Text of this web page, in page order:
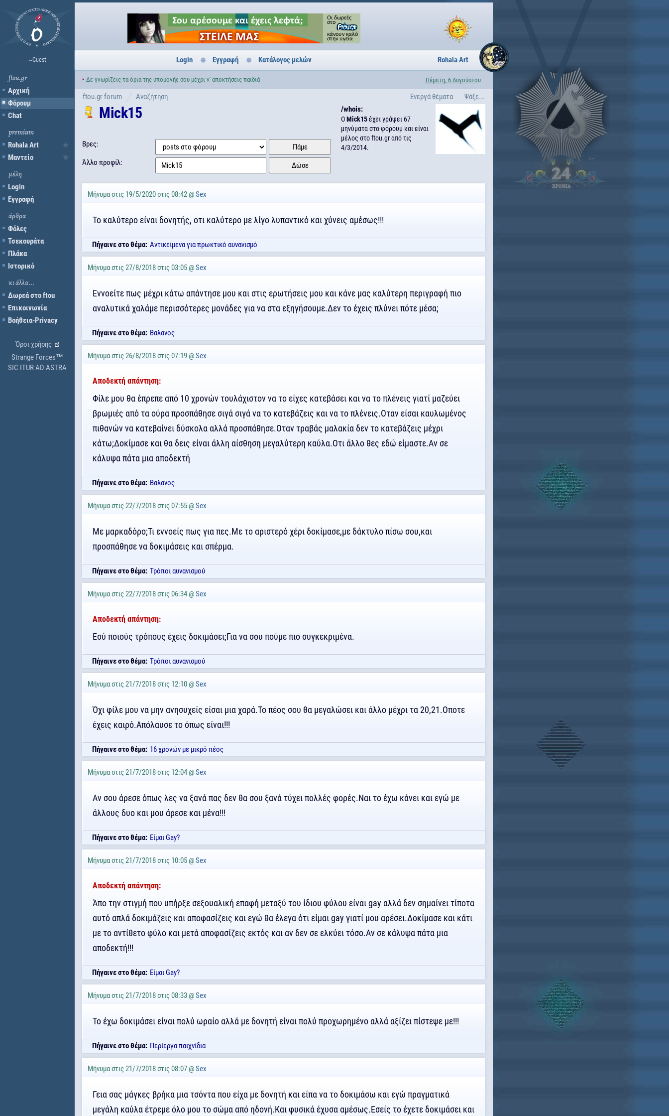
~Guest
ftou.gr
Αρχική
Φόρουμ
Chat
premium
Rohala Art
Μαντείο
μέλη
Login
Εγγραφή
άρθρα
Φόλες
Τσεκουράτα
Πλάκα
Ιστορικό
κι άλλα...
Δωρεά στο ftou
Επικοινωνία
Βοήθεια-Privacy
Όροι χρήσης
Strange Forces™
SIC ITUR AD ASTRA
Login Εγγραφή Κατάλογος μελών Rohala Art
‣ Δε γνωρίζεις τα όρια της υπομονής σου μέχρι ν' αποκτήσεις παιδιά Πέμπτη, 6 Αυγούστου
Ενεργά θέματα Ψάξε...
ftou.gr forum Αναζήτηση
Mick15
Βρες:
Άλλο προφίλ:
/whois:
ΟMick15έχει γράψει 67
μηνύματα στο φόρουμ και είναι
μέλος στο ftou.gr από τις
4/3/2014.
Μήνυμα στις 19/5/2020 στις 08:42 @Sex
Το καλύτερο είναι δονητής, οτι καλύτερο με λίγο λυπαντικό και χύνεις αμέσως!!!
Πήγαινε στο θέμα: Αντικείμενα για πρωκτικό αυνανισμό
Μήνυμα στις 27/8/2018 στις 03:05 @Sex
Εννοείτε πως μέχρι κάτω απάντησε μου και στις ερωτήσεις μου και κάνε μας καλύτερη περιγραφή πιο
αναλυτικά χαλάμε περισσότερες μονάδες για να στα εξηγήσουμε.Δεν το έχεις πλύνει πότε μέσα;
Πήγαινε στο θέμα: Βαλανος
Μήνυμα στις 26/8/2018 στις 07:19 @Sex
Αποδεκτή απάντηση:
Φίλε μου θα έπρεπε από 10 χρονών τουλάχιστον να το είχες κατεβάσει και να το πλένεις γιατί μαζεύει
βρωμιές από τα ούρα προσπάθησε σιγά σιγά να το κατεβάζεις και να το πλένεις.Οταν είσαι καυλωμένος
πιθανών να κατεβαίνει δύσκολα αλλά προσπάθησε.Οταν τραβάς μαλακία δεν το κατεβάζεις μέχρι
κάτω;Δοκίμασε και θα δεις είναι άλλη αίσθηση μεγαλύτερη καύλα.Οτι άλλο θες εδώ είμαστε.Αν σε
κάλυψα πάτα μια αποδεκτή
Πήγαινε στο θέμα: Βαλανος
Μήνυμα στις 22/7/2018 στις 07:55 @Sex
Με μαρκαδόρο;Τι εννοείς πως για πες.Με το αριστερό χέρι δοκίμασε,με δάκτυλο πίσω σου,και
προσπάθησε να δοκιμάσεις και σπέρμα.
Πήγαινε στο θέμα: Τρόποι αυνανισμού
Μήνυμα στις 22/7/2018 στις 06:34 @Sex
Αποδεκτή απάντηση:
Εσύ ποιούς τρόπους έχεις δοκιμάσει;Για να σου πούμε πιο συγκεκριμένα.
Πήγαινε στο θέμα: Τρόποι αυνανισμού
Μήνυμα στις 21/7/2018 στις 12:10 @Sex
Όχι φίλε μου να μην ανησυχείς είσαι μια χαρά.Το πέος σου θα μεγαλώσει και άλλο μέχρι τα 20,21.Οποτε
έχεις καιρό.Απόλαυσε το όπως είναι!!!
Πήγαινε στο θέμα: 16 χρονών με μικρό πέος
Μήνυμα στις 21/7/2018 στις 12:04 @Sex
Αν σου άρεσε όπως λες να ξανά πας δεν θα σου ξανά τύχει πολλές φορές.Ναι το έχω κάνει και εγώ με
άλλους δυο και μου άρεσε και μένα!!!
Πήγαινε στο θέμα: Είμαι Gay?
Μήνυμα στις 21/7/2018 στις 10:05 @Sex
Αποδεκτή απάντηση:
Άπο την στιγμή που υπήρξε σεξουαλική επαφή μεταξύ του ίδιου φύλου είναι gay αλλά δεν σημαίνει τίποτα
αυτό απλά δοκιμάζεις και αποφασίζεις και εγώ θα έλεγα ότι είμαι gay γιατί μου αρέσει.Δοκίμασε και κάτι
με το αντίθετο φύλο και μετά αποφασίζεις εκτός και αν δεν σε ελκύει τόσο.Αν σε κάλυψα πάτα μια
αποδεκτή!!!
Πήγαινε στο θέμα: Είμαι Gay?
Μήνυμα στις 21/7/2018 στις 08:33 @Sex
Το έχω δοκιμάσει είναι πολύ ωραίο αλλά με δονητή είναι πολύ προχωρημένο αλλά αξίζει πίστεψε με!!!
Πήγαινε στο θέμα: Περίεργα παιχνίδια
Μήνυμα στις 21/7/2018 στις 08:07 @Sex
Γεια σας μάγκες βρήκα μια τσόντα που είχα με δονητή και είπα να το δοκιμάσω και εγώ πραγματικά
μεγάλη καύλα έτρεμε όλο μου το σώμα από ηδονή.Και φυσικά έχυσα αμέσως.Εσείς το έχετε δοκιμάσει και
24
ΧΡΟΝΙΑ